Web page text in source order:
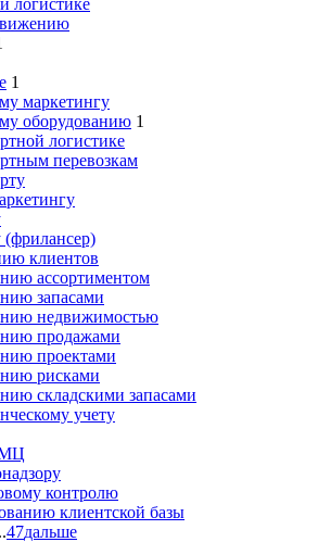
1
маркетингу
оборудованию 1
логистике
перевозкам
(фрилансер)
клиентов
ассортиментом
запасами
недвижимостью
продажами
проектами
рисками
складскими запасами
учету
контролю
клиентской базы
47дальше